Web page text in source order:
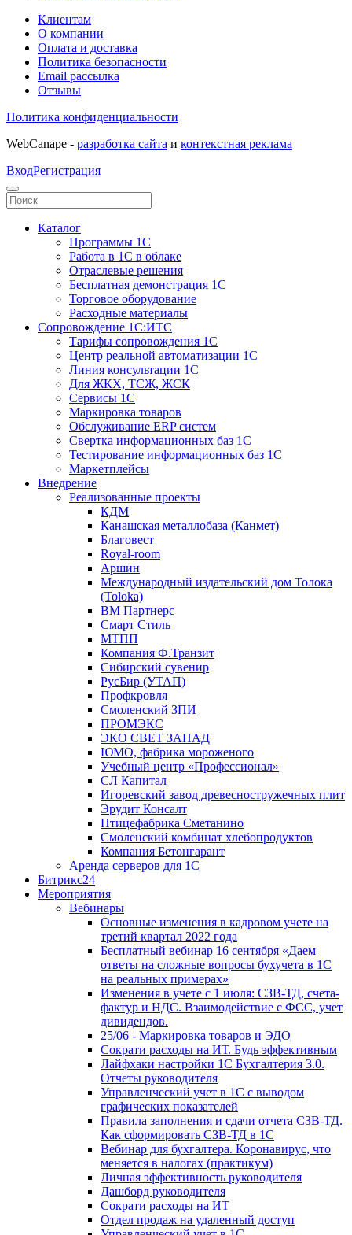
Клиентам
О компании
Оплата и доставка
Политика безопасности
Email рассылка
Отзывы
Политика конфиденциальности
WebCanape - разработка сайта и контекстная реклама
ВходРегистрация
Каталог
Программы 1С
Работа в 1С в облаке
Отраслевые решения
Бесплатная демонстрация 1С
Торговое оборудование
Расходные материалы
Сопровождение 1С:ИТС
Тарифы сопровождения 1С
Центр реальной автоматизации 1С
Линия консультации 1С
Для ЖКХ, ТСЖ, ЖСК
Сервисы 1С
Маркировка товаров
Обслуживание ERP систем
Свертка информационных баз 1С
Тестирование информационных баз 1С
Маркетплейсы
Внедрение
Реализованные проекты
КДМ
Канашская металлобаза (Канмет)
Благовест
Royal-room
Аршин
Международный издательский дом Толока
(Toloka)
ВМ Партнерс
Смарт Стиль
МТПП
Компания Ф.Транзит
Сибирский сувенир
РусБир (УТАП)
Профкровля
Смоленский ЗПИ
ПРОМЭКС
ЭКО СВЕТ ЗАПАД
ЮМО, фабрика мороженого
Учебный центр «Профессионал»
СЛ Капитал
Игоревский завод древесностружечных плит
Эрудит Консалт
Птицефабрика Сметанино
Смоленский комбинат хлебопродуктов
Компания Бетонгарант
Аренда серверов для 1С
Битрикс24
Мероприятия
Вебинары
Основные изменения в кадровом учете на
третий квартал 2022 года
Бесплатный вебинар 16 сентября «Даем
ответы на сложные вопросы бухучета в 1С
на реальных примерах»
Изменения в учете с 1 июля: СЗВ-ТД, счета-
фактур и НДС. Взаимодействие с ФСС, учет
дивидендов.
25/06 - Маркировка товаров и ЭДО
Сократи расходы на ИТ. Будь эффективным
Лайфхаки настройки 1С Бухгалтерия 3.0.
Отчеты руководителя
Управленческий учет в 1С с выводом
графических показателей
Правила заполнения и сдачи отчета СЗВ-ТД.
Как сформировать СЗВ-ТД в 1С
Вебинар для бухгалтера. Коронавирус, что
меняется в налогах (практикум)
Личная эффективность руководителя
Дашборд руководителя
Сократи расходы на ИТ
Отдел продаж на удаленный доступ